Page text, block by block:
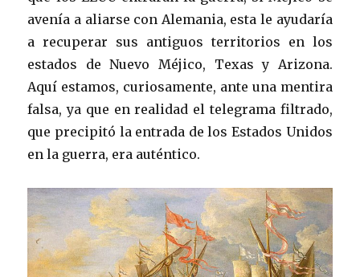
avenía a aliarse con Alemania, esta le ayudaría
a recuperar sus antiguos territorios en los
estados de Nuevo Méjico, Texas y Arizona.
Aquí estamos, curiosamente, ante una mentira
falsa, ya que en realidad el telegrama filtrado,
que precipitó la entrada de los Estados Unidos
en la guerra, era auténtico.